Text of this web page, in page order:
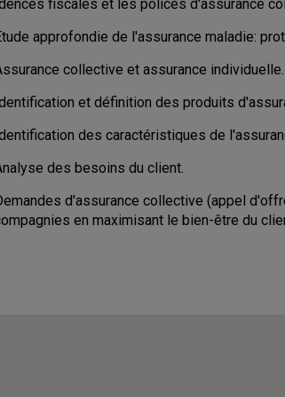
fiscales et les polices d'assurance
approfondie de l'assurance maladie:
collective et assurance individuelle.
et définition des produits
des caractéristiques de
des besoins du client.
d'assurance collective (appel
en maximisant le bien-être du